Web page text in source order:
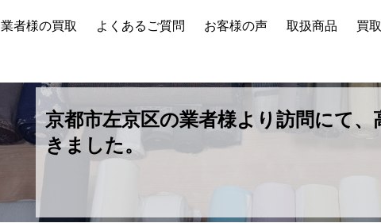
業者様の買取 よくあるご質問 お客様の声 取扱商品 買
京都市左京区の業者様より訪問にて
きました。